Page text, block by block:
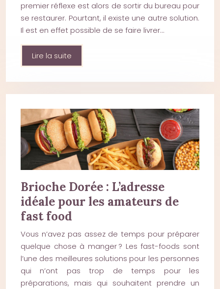
premier réflexe est alors de sortir du bureau pour
se restaurer. Pourtant, il existe une autre solution.
Il est en effet possible de se faire livrer…
Lire la suite
Brioche Dorée : L’adresse
idéale pour les amateurs de
fast food
Vous n’avez pas assez de temps pour préparer
quelque chose à manger ? Les fast-foods sont
l’une des meilleures solutions pour les personnes
qui n’ont pas trop de temps pour les
préparations, mais qui souhaitent prendre un